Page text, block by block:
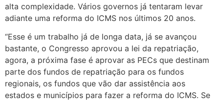
alta complexidade. Vários governos já tentaram levar
adiante uma reforma do ICMS nos últimos 20 anos.
“Esse é um trabalho já de longa data, já se avançou
bastante, o Congresso aprovou a lei da repatriação,
agora, a próxima fase é aprovar as PECs que destinam
parte dos fundos de repatriação para os fundos
regionais, os fundos que vão dar assistência aos
estados e municípios para fazer a reforma do ICMS. Se